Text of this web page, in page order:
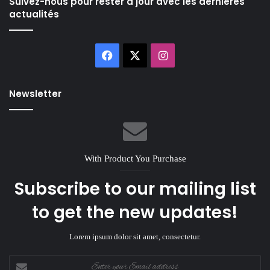
actualités
Facebook Instagram
Newsletter
With Product You Purchase
Subscribe to our mailing list
to get the new updates!
Lorem ipsum dolor sit amet, consectetur.